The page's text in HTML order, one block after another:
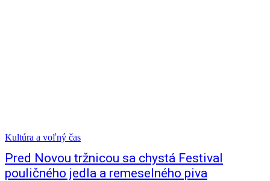
Kultúra a voľný čas
Pred Novou tržnicou sa chystá Festival
pouličného jedla a remeselného piva